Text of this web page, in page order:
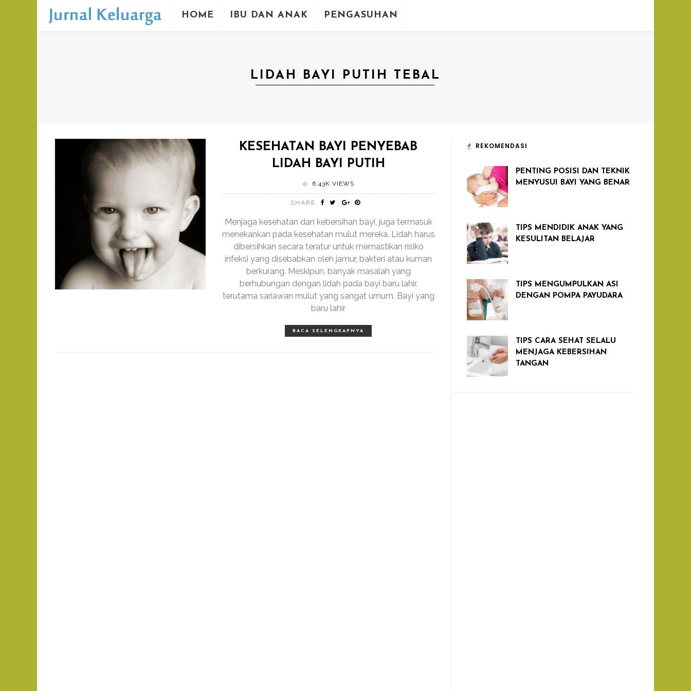
HOME IBU DAN ANAK PENGASUHAN
LIDAH BAYI PUTIH TEBAL
KESEHATAN BAYI PENYEBAB
LIDAH BAYI PUTIH
6.43K VIEWS
SHARE
Menjaga kesehatan dan kebersihan bayi, juga termasuk
menekankan pada kesehatan mulut mereka. Lidah harus
dibersihkan secara teratur untuk memastikan risiko
infeksi yang disebabkan oleh jamur, bakteri atau kuman
berkurang. Meskipun, banyak masalah yang
berhubungan dengan lidah pada bayi baru lahir,
terutama sariawan mulut yang sangat umum. Bayi yang
baru lahir
BACA SELENGKAPNYA
REKOMENDASI
PENTING POSISI DAN TEKNIK
MENYUSUI BAYI YANG BENAR
TIPS MENDIDIK ANAK YANG
KESULITAN BELAJAR
TIPS MENGUMPULKAN ASI
DENGAN POMPA PAYUDARA
TIPS CARA SEHAT SELALU
MENJAGA KEBERSIHAN
TANGAN